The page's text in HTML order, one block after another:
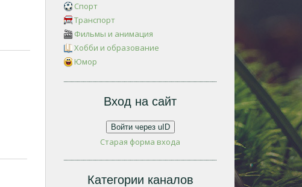
Спорт
Транспорт
Фильмы и анимация
Хобби и образование
Юмор
Вход на сайт
Войти через uID
Старая форма входа
Категории каналов